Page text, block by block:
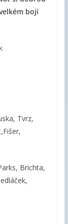
boji
Tvrz,
Brichta,